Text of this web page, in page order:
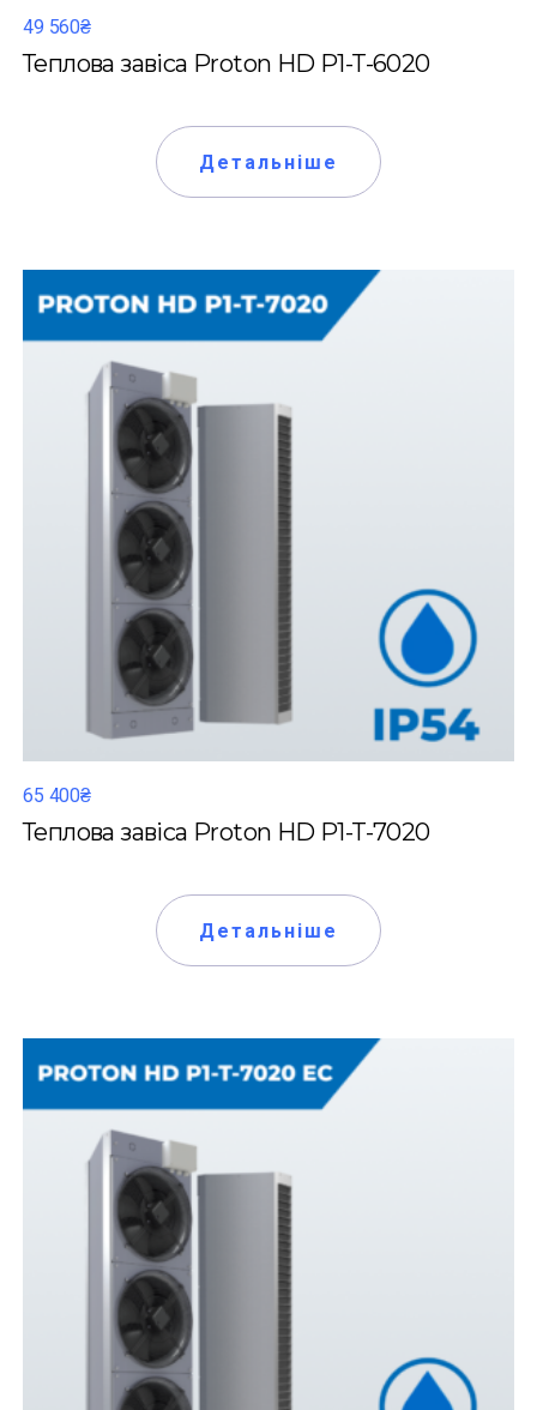
49 560₴
Теплова завіса Proton HD P1-T-6020
Детальніше
65 400₴
Теплова завіса Proton HD P1-T-7020
Детальніше